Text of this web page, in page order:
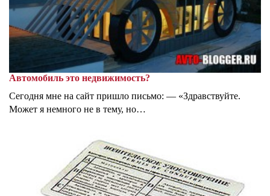
Автомобиль это недвижимость?
Сегодня мне на сайт пришло письмо: — «Здравствуйте.
Может я немного не в тему, но…